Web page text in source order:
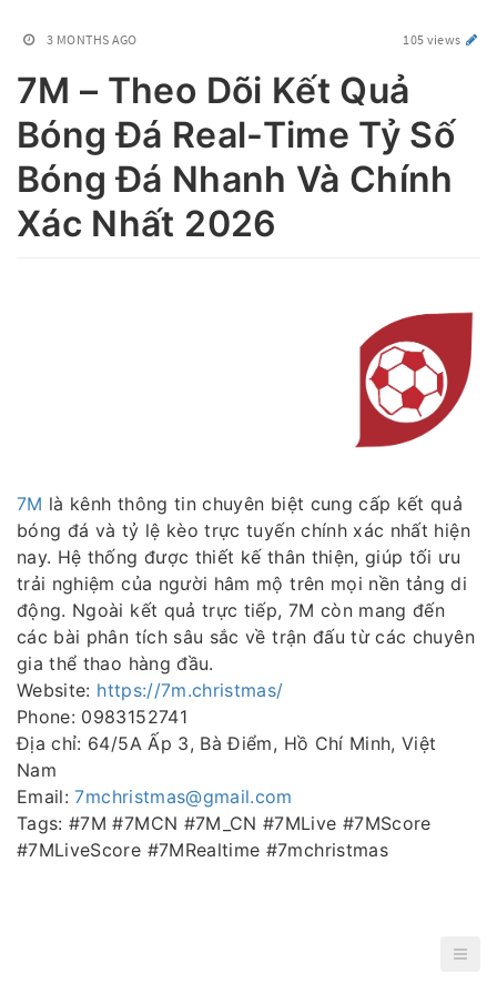
3 MONTHS AGO 105 views
7M – Theo Dõi Kết Quả
Bóng Đá Real-Time Tỷ Số
Bóng Đá Nhanh Và Chính
Xác Nhất 2026
7M là kênh thông tin chuyên biệt cung cấp kết quả
bóng đá và tỷ lệ kèo trực tuyến chính xác nhất hiện
nay. Hệ thống được thiết kế thân thiện, giúp tối ưu
trải nghiệm của người hâm mộ trên mọi nền tảng di
động. Ngoài kết quả trực tiếp, 7M còn mang đến
các bài phân tích sâu sắc về trận đấu từ các chuyên
gia thể thao hàng đầu.
Website: https://7m.christmas/
Phone: 0983152741
Địa chỉ: 64/5A Ấp 3, Bà Điểm, Hồ Chí Minh, Việt
Nam
Email:7mchristmas@gmail.com
Tags: #7M #7MCN #7M_CN #7MLive #7MScore
#7MLiveScore #7MRealtime #7mchristmas